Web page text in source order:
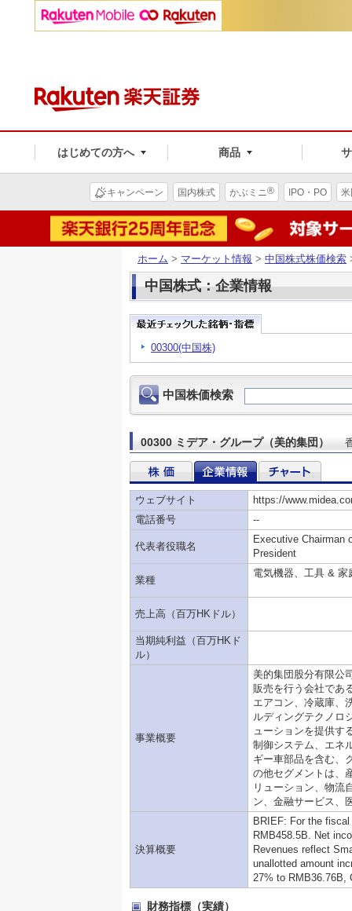
はじめての方へ 商品
キャンペーン 国内株式 かぶミニ® IPO・PO
ホーム > マーケット情報 > 中国株式株価検索
中国株式：企業情報
00300(中国株)